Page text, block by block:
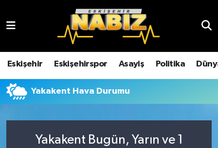
Eskişehir Eskişehirspor Asayiş Politika
Yakakent Hava Durumu
Yakakent Bugün, Yarın ve 1
Çevre
Dünya
Ekonomi
Eskişehir Hava Durumu
Eskişehir Trafik Yoğunluk Haritası
TFF 3.Lig 4.Grup Puan Durumu ve Fikstür
Son Dakika Haberleri